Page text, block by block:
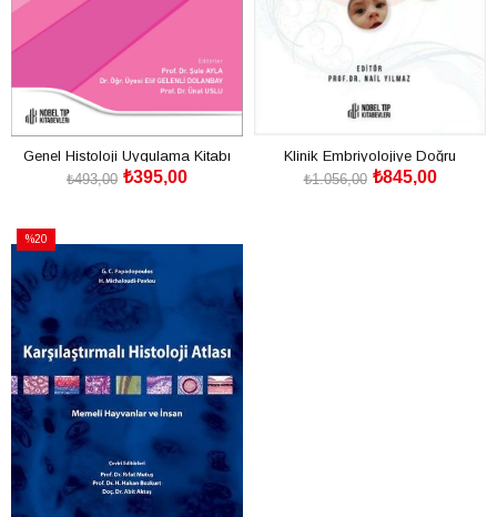
Genel Histoloji Uygulama Kitabı
₺395,00
₺493,00
Klinik Embriyolojiye Doğru
₺845,00
₺1.056,00
%20
İndirim
%20İndirim